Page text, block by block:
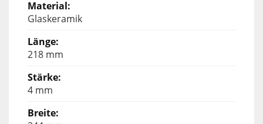
Glaskeramik
218 mm
4 mm